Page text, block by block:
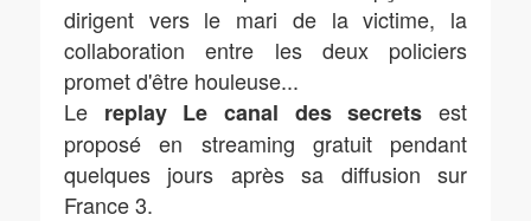
dirigent vers le mari de la victime, la
collaboration entre les deux policiers
promet d'être houleuse...
Le replay Le canal des secrets est
proposé en streaming gratuit pendant
quelques jours après sa diffusion sur
France 3.